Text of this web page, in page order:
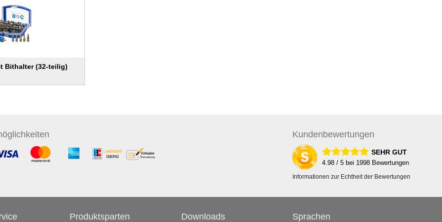
Bithalter (32-teilig)
Kundenbewertungen
SEHR GUT
4.98 / 5 bei 1998 Bewertungen
Informationen zur Echtheit der Bewertungen
Produktsparten Downloads Sprachen